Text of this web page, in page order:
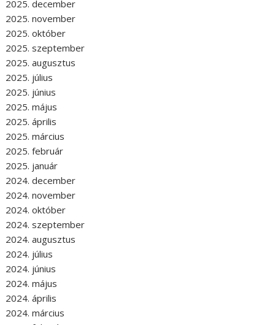
2025. december
2025. november
2025. október
2025. szeptember
2025. augusztus
2025. július
2025. június
2025. május
2025. április
2025. március
2025. február
2025. január
2024. december
2024. november
2024. október
2024. szeptember
2024. augusztus
2024. július
2024. június
2024. május
2024. április
2024. március